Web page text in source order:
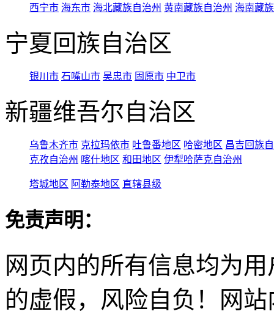
西宁市 海东市 海北藏族自治州 黄南藏族自治州 海南藏
宁夏回族自治区
银川市 石嘴山市 吴忠市 固原市 中卫市
新疆维吾尔自治区
乌鲁木齐市 克拉玛依市 吐鲁番地区 哈密地区 昌吉回族
克孜自治州 喀什地区 和田地区 伊犁哈萨克自治州
塔城地区 阿勒泰地区 直辖县级
免责声明：
网页内的所有信息均为
的虚假，风险自负！网